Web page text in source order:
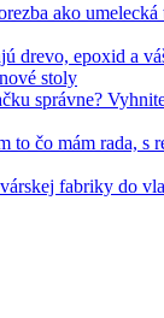
ako umelecká
drevo, epoxid a
stoly
správne?
to čo mám rada, s
fabriky do